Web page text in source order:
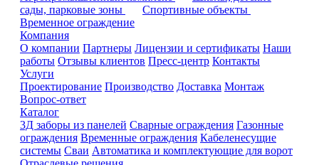
сады, парковые зоны
Спортивные объекты
Временное ограждение
Компания
О компании Партнеры Лицензии и сертификаты Наши
работы Отзывы клиентов Пресс-центр Контакты
Услуги
Проектирование Производство Доставка Монтаж
Вопрос-ответ
Каталог
3Д заборы из панелей Сварные ограждения Газонные
ограждения Временные ограждения Кабеленесущие
системы Cваи Автоматика и комплектующие для ворот